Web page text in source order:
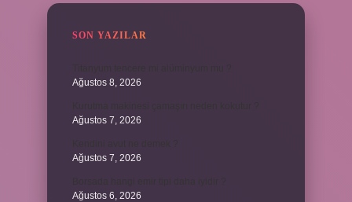
SON YAZILAR
Ağustos 8, 2026
Ağustos 7, 2026
Ağustos 7, 2026
Ağustos 6, 2026